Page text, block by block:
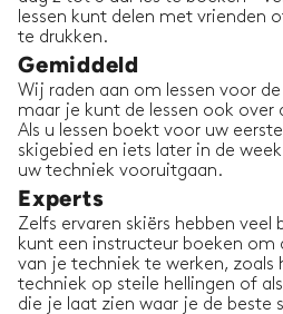
Kevin F.
Alex was aardig, geduldig en
technische tips tijdens een
het begin van het seizoen.
aarzelen opnieuw met Alex
Kevin F. Een totaal
met
lessen kunt delen met vrienden
te drukken.
Gemiddeld
Wij raden aan om lessen voor
maar je kunt de lessen ook over
Als u lessen boekt voor uw
skigebied en iets later in de
uw techniek vooruitgaan.
Experts
Zelfs ervaren skiërs hebben veel
kunt een instructeur boeken om
van je techniek te werken, zoals
techniek op steile hellingen of
die je laat zien waar je de beste